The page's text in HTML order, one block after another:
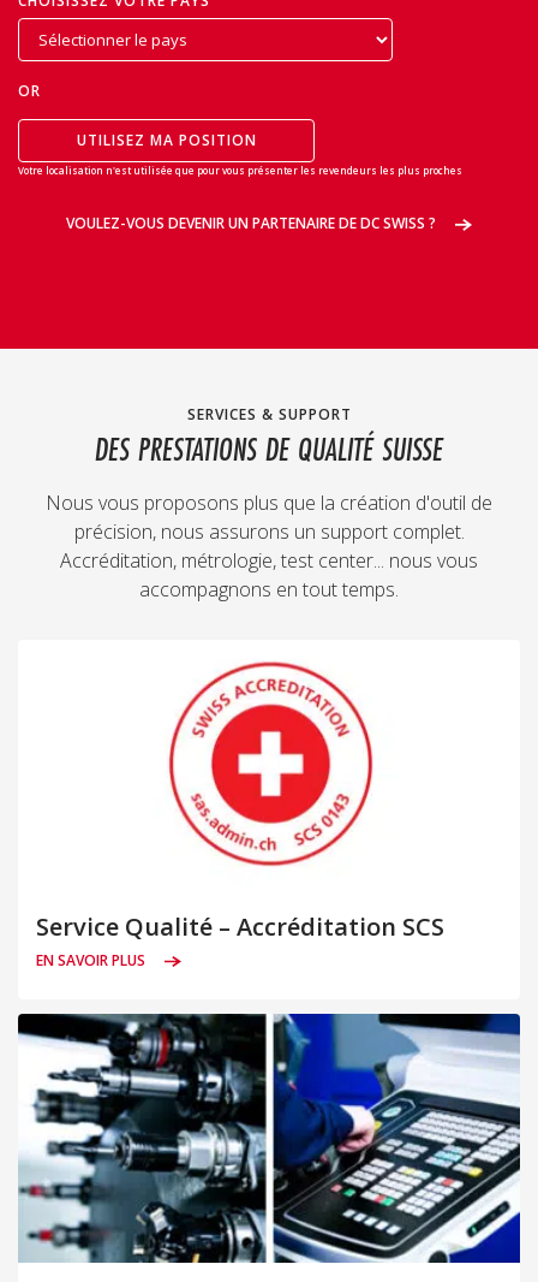
OR
UTILISEZ MA POSITION
Votre localisation n'est utilisée que pour vous présenter les revendeurs les plus proches
VOULEZ-VOUS DEVENIR UN PARTENAIRE DE DC SWISS ?
SERVICES & SUPPORT
DES PRESTATIONS DE QUALITÉ SUISSE
Nous vous proposons plus que la création d'outil de
précision, nous assurons un support complet.
Accréditation, métrologie, test center... nous vous
accompagnons en tout temps.
Service Qualité – Accréditation SCS
EN SAVOIR PLUS